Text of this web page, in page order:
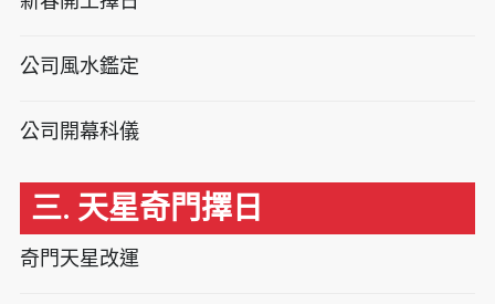
公司風水鑑定
公司開幕科儀
三. 天星奇門擇日
奇門天星改運